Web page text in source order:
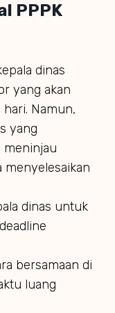
PPPK
dinas
yang akan
Namun,
yang
meninjau
menyelesaikan
dinas untuk
bersamaan di
luang